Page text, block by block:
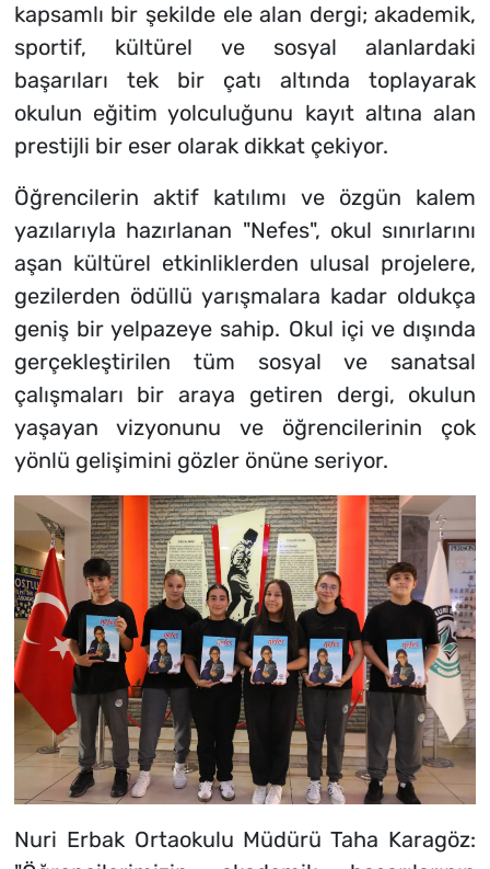
kapsamlı bir şekilde ele alan dergi; akademik,
sportif, kültürel ve sosyal alanlardaki
başarıları tek bir çatı altında toplayarak
okulun eğitim yolculuğunu kayıt altına alan
prestijli bir eser olarak dikkat çekiyor.
Öğrencilerin aktif katılımı ve özgün kalem
yazılarıyla hazırlanan "Nefes", okul sınırlarını
aşan kültürel etkinliklerden ulusal projelere,
gezilerden ödüllü yarışmalara kadar oldukça
geniş bir yelpazeye sahip. Okul içi ve dışında
gerçekleştirilen tüm sosyal ve sanatsal
çalışmaları bir araya getiren dergi, okulun
yaşayan vizyonunu ve öğrencilerinin çok
yönlü gelişimini gözler önüne seriyor.
Nuri Erbak Ortaokulu Müdürü Taha Karagöz: